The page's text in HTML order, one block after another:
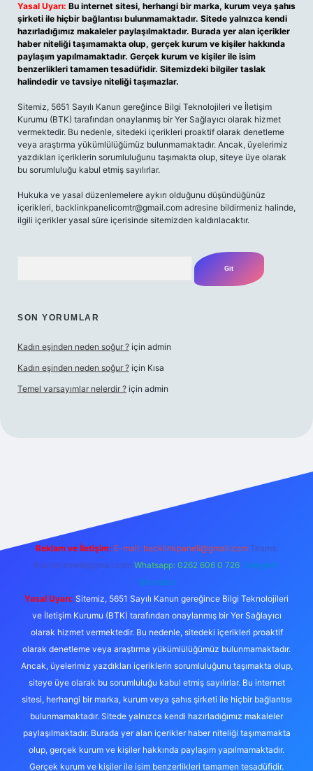
Yasal Uyarı: Bu internet sitesi, herhangi bir marka, kurum veya şahıs
şirketi ile hiçbir bağlantısı bulunmamaktadır. Sitede yalnızca kendi
hazırladığımız makaleler paylaşılmaktadır. Burada yer alan içerikler
haber niteliği taşımamakta olup, gerçek kurum ve kişiler hakkında
paylaşım yapılmamaktadır. Gerçek kurum ve kişiler ile isim
benzerlikleri tamamen tesadüfidir. Sitemizdeki bilgiler taslak
halindedir ve tavsiye niteliği taşımazlar.
Sitemiz, 5651 Sayılı Kanun gereğince Bilgi Teknolojileri ve İletişim
Kurumu (BTK) tarafından onaylanmış bir Yer Sağlayıcı olarak hizmet
vermektedir. Bu nedenle, sitedeki içerikleri proaktif olarak denetleme
veya araştırma yükümlülüğümüz bulunmamaktadır. Ancak, üyelerimiz
yazdıkları içeriklerin sorumluluğunu taşımakta olup, siteye üye olarak
bu sorumluluğu kabul etmiş sayılırlar.
Hukuka ve yasal düzenlemelere aykırı olduğunu düşündüğünüz
içerikleri, backlinkpanelicomtr@gmail.com adresine bildirmeniz halinde,
ilgili içerikler yasal süre içerisinde sitemizden kaldırılacaktır.
SON YORUMLAR
Kadın eşinden neden soğur ? için admin
Kadın eşinden neden soğur ? için Kısa
Temel varsayımlar nelerdir ? için admin
Reklam ve İletişim: E-mail: backlinkpaneli@gmail.com Teams:
forumhizmeti@gmail.com Whatsapp: 0262 606 0 726 Telegram:
@karabul
Yasal Uyarı: Sitemiz, 5651 Sayılı Kanun gereğince Bilgi Teknolojileri
ve İletişim Kurumu (BTK) tarafından onaylanmış bir Yer Sağlayıcı
olarak hizmet vermektedir. Bu nedenle, sitedeki içerikleri proaktif
olarak denetleme veya araştırma yükümlülüğümüz bulunmamaktadır.
Ancak, üyelerimiz yazdıkları içeriklerin sorumluluğunu taşımakta olup,
siteye üye olarak bu sorumluluğu kabul etmiş sayılırlar. Bu internet
sitesi, herhangi bir marka, kurum veya şahıs şirketi ile hiçbir bağlantısı
bulunmamaktadır. Sitede yalnızca kendi hazırladığımız makaleler
paylaşılmaktadır. Burada yer alan içerikler haber niteliği taşımamakta
olup, gerçek kurum ve kişiler hakkında paylaşım yapılmamaktadır.
Gerçek kurum ve kişiler ile isim benzerlikleri tamamen tesadüfidir.